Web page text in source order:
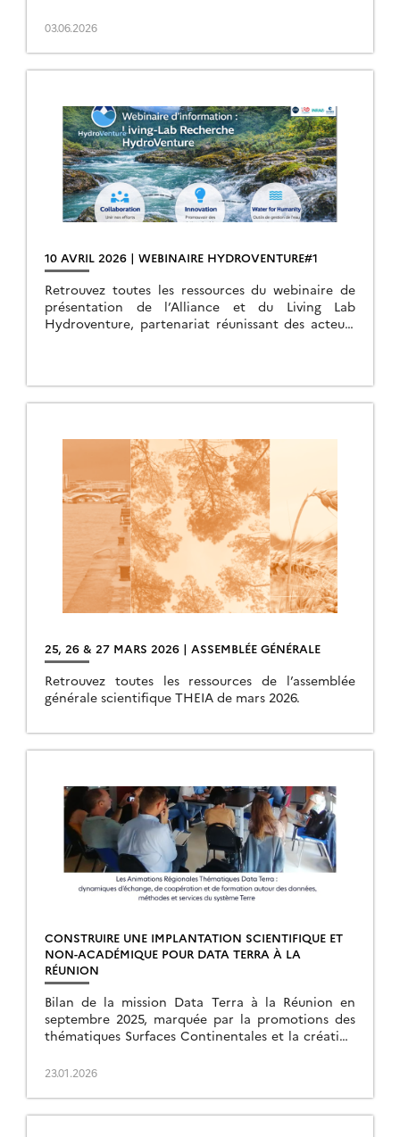
03.06.2026
10 AVRIL 2026 | WEBINAIRE HYDROVENTURE#1
Retrouvez toutes les ressources du webinaire de
présentation de l’Alliance et du Living Lab
Hydroventure, partenariat réunissant des acteurs
25, 26 & 27 MARS 2026 | ASSEMBLÉE GÉNÉRALE
Retrouvez toutes les ressources de l’assemblée
générale scientifique THEIA de mars 2026.
CONSTRUIRE UNE IMPLANTATION SCIENTIFIQUE ET
NON-ACADÉMIQUE POUR DATA TERRA À LA
RÉUNION
Bilan de la mission Data Terra à la Réunion en
septembre 2025, marquée par la promotions des
thématiques Surfaces Continentales et la création
23.01.2026